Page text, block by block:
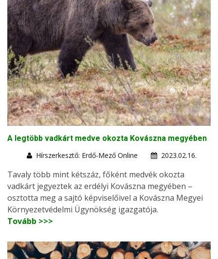
A legtöbb vadkárt medve okozta Kovászna megyében
Hírszerkesztő: Erdő-Mező Online
2023.02.16.
Tavaly több mint kétszáz, főként medvék okozta
vadkárt jegyeztek az erdélyi Kovászna megyében –
osztotta meg a sajtó képviselőivel a Kovászna Megyei
Környezetvédelmi Ügynökség igazgatója.
Tovább >>>